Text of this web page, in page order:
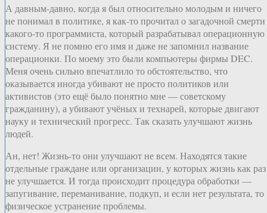
А давным-давно, когда я был относительно молодым и ничего
не понимал в политике, я как-то прочитал о загадочной смерти
какого-то программиста, который разрабатывал операционную
систему. Я не помню его имя и даже не запомнил название
операционки. По моему это были компьютеры фирмы DEC.
Меня очень сильно впечатлило то обстоятельство, что
оказывается иногда убивают не просто политиков или
активистов (это ещё было понятно мне — советскому
гражданину), а убивают учёных и технарей, которые двигают
науку и технический прогресс. Так сказать улучшают жизнь
людей.
Ан, нет! Жизнь-то они улучшают не всем. Находятся такие
отдельные граждане или организации, у которых жизнь как раз
не улучшается. И тогда происходит процедура обработки —
запугивание, переманивание, подкуп, и если нет результата, то
физическое устранение проблемы.